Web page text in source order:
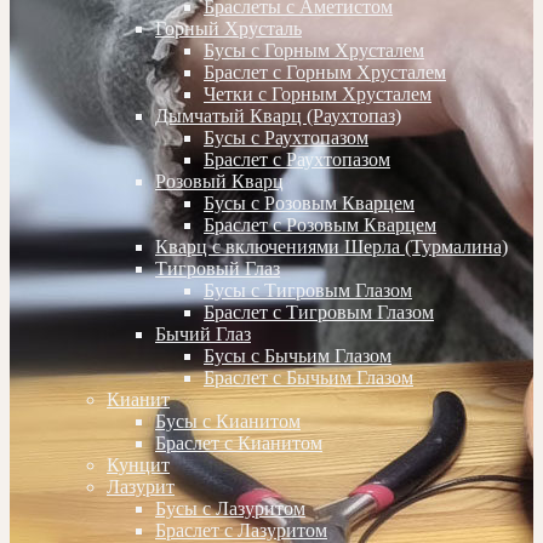
Браслеты с Аметистом
Горный Хрусталь
Бусы с Горным Хрусталем
Браслет с Горным Хрусталем
Четки с Горным Хрусталем
Дымчатый Кварц (Раухтопаз)
Бусы с Раухтопазом
Браслет с Раухтопазом
Розовый Кварц
Бусы с Розовым Кварцем
Браслет с Розовым Кварцем
Кварц с включениями Шерла (Турмалина)
Тигровый Глаз
Бусы с Тигровым Глазом
Браслет с Тигровым Глазом
Бычий Глаз
Бусы с Бычьим Глазом
Браслет с Бычьим Глазом
Кианит
Бусы с Кианитом
Браслет с Кианитом
Кунцит
Лазурит
Бусы с Лазуритом
Браслет с Лазуритом